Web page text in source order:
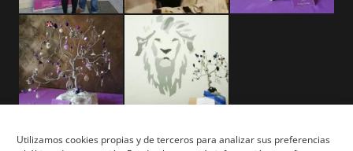
Utilizamos cookies propias y de terceros para analizar sus preferencias